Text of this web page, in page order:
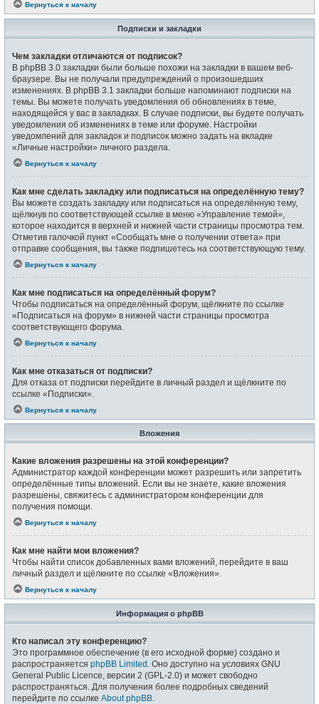
Вернуться к началу
Подписки и закладки
Чем закладки отличаются от подписок?
В phpBB 3.0 закладки были больше похожи на закладки в вашем веб-
браузере. Вы не получали предупреждений о произошедших
изменениях. В phpBB 3.1 закладки больше напоминают подписки на
темы. Вы можете получать уведомления об обновлениях в теме,
находящейся у вас в закладках. В случае подписки, вы будете получать
уведомления об изменениях в теме или форуме. Настройки
уведомлений для закладок и подписок можно задать на вкладке
«Личные настройки» личного раздела.
Вернуться к началу
Как мне сделать закладку или подписаться на определённую тему?
Вы можете создать закладку или подписаться на определённую тему,
щёлкнув по соответствующей ссылке в меню «Управление темой»,
которое находится в верхней и нижней части страницы просмотра тем.
Отметив галочкой пункт «Сообщать мне о получении ответа» при
отправке сообщения, вы также подпишетесь на соответствующую тему.
Вернуться к началу
Как мне подписаться на определённый форум?
Чтобы подписаться на определённый форум, щёлкните по ссылке
«Подписаться на форум» в нижней части страницы просмотра
соответствующего форума.
Вернуться к началу
Как мне отказаться от подписки?
Для отказа от подписки перейдите в личный раздел и щёлкните по
ссылке «Подписки».
Вернуться к началу
Вложения
Какие вложения разрешены на этой конференции?
Администратор каждой конференции может разрешить или запретить
определённые типы вложений. Если вы не знаете, какие вложения
разрешены, свяжитесь с администратором конференции для
получения помощи.
Вернуться к началу
Как мне найти мои вложения?
Чтобы найти список добавленных вами вложений, перейдите в ваш
личный раздел и щёлкните по ссылке «Вложения».
Вернуться к началу
Информация о phpBB
Кто написал эту конференцию?
Это программное обеспечение (в его исходной форме) создано и
распространяется phpBB Limited . Оно доступно на условиях GNU
General Public Licence, версии 2 (GPL-2.0) и может свободно
распространяться. Для получения более подробных сведений
перейдите по ссылке About phpBB